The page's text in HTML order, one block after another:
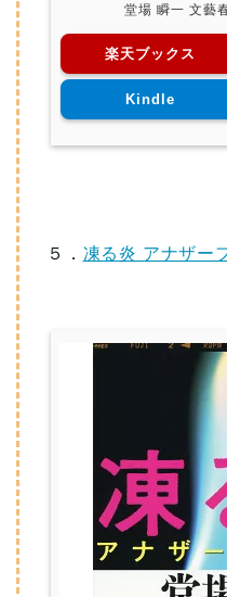
堂場 瞬一 文藝
楽天ブックス
Kindle
５． 凍る炎 アナザー